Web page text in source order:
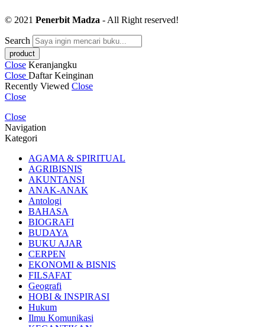
© 2021 Penerbit Madza - All Right reserved!
Search
Close Keranjangku
Close Daftar Keinginan
Recently Viewed Close
Close
Close
Navigation
Kategori
AGAMA & SPIRITUAL
AGRIBISNIS
AKUNTANSI
ANAK-ANAK
Antologi
BAHASA
BIOGRAFI
BUDAYA
BUKU AJAR
CERPEN
EKONOMI & BISNIS
FILSAFAT
Geografi
HOBI & INSPIRASI
Hukum
Ilmu Komunikasi